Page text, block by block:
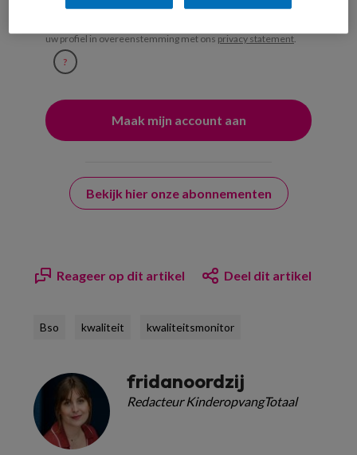
uw profiel in overeenstemming met ons privacy statement.
?
Bekijk hier onze abonnementen
Reageer op dit artikel Deel dit artikel
Bso kwaliteit kwaliteitsmonitor
fridanoordzij
Redacteur KinderopvangTotaal